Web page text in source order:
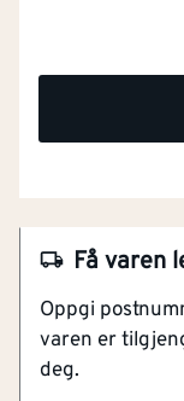
Få varen
Oppgi
varen er
deg.
NOBB
57962183
Artikkelnummer
Laminert
teddyfôr
Materiale
Farge
Modell / utførelse